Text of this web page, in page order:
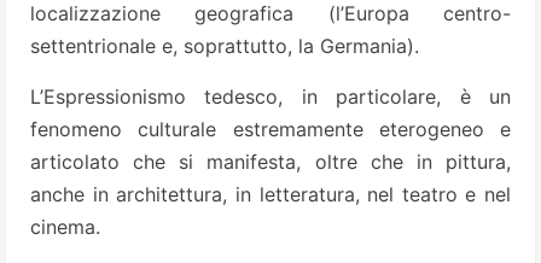
localizzazione geografica (l’Europa centro-
settentrionale e, soprattutto, la Germania).
L’Espressionismo tedesco, in particolare, è un
fenomeno culturale estremamente eterogeneo e
articolato che si manifesta, oltre che in pittura,
anche in architettura, in letteratura, nel teatro e nel
cinema.